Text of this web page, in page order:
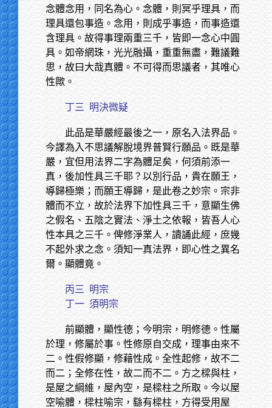
念體念用，同名為心。念體，則冥乎理具，而
理具還包事造。念用，則成乎事造，而事造還
含理具。故得事理兩重三千，皆即一念心中圓
具。如帝網珠，光光融攝，重重無盡，難議難
思，故曰大哉真體。不可得而思議者，其唯心
性歟。
丁三 明決微疑
此品是華嚴經最後之一，原名入法界品。
今譯為入不思議解脫境界普賢行願品。既是華
嚴，宜但用法界二字為體足矣，何須前添一
真，後加性具三千耶？以別行品，貴在願王，
導歸極樂；而願王導歸，是此卷之妙宗。宗非
體而不立，故於法界下加性具三千，意顯生佛
之假名、五陰之實法、淨土之依報，皆吾人心
性本具之三千。俾修淨業人，讀誦此經，庶幾
不起外求之念。須知一真法界，即心性之異名
爾。顯體竟。
丙三
明宗
丁一 須明宗
前顯體，顯性德；今明宗，明修德。性屬
於理，修屬於事。性修原自交成，理事由來不
二。性假修顯，修藉性成。全性起修，故不二
而二；全修在性，故二而不二。方之樑與柱，
是屋之綱維，屋內空，是樑柱之所取。今以屋
空喻體，樑柱喻宗，繇有樑柱，方得受用屋